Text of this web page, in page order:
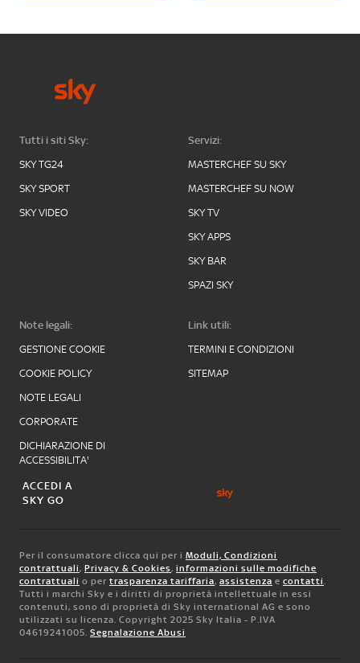
Tutti i siti Sky:
SKY TG24
SKY SPORT
SKY VIDEO
Servizi:
MASTERCHEF SU SKY
MASTERCHEF SU NOW
SKY TV
SKY APPS
SKY BAR
SPAZI SKY
Note legali:
GESTIONE COOKIE
COOKIE POLICY
NOTE LEGALI
CORPORATE
DICHIARAZIONE DI
ACCESSIBILITA'
Link utili:
TERMINI E CONDIZIONI
SITEMAP
ACCEDI A
SKY GO
Per il consumatore clicca qui per i Moduli, Condizioni
contrattuali, Privacy & Cookies, informazioni sulle modifiche
contrattuali o per trasparenza tariffaria, assistenza e contatti.
Tutti i marchi Sky e i diritti di proprietà intellettuale in essi
contenuti, sono di proprietà di Sky international AG e sono
utilizzati su licenza. Copyright 2025 Sky Italia - P.IVA
04619241005. Segnalazione Abusi